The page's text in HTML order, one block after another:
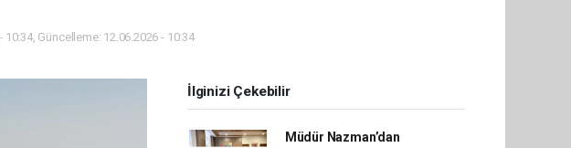
10:34, Güncelleme: 12.06.2026 - 10:34
İlginizi Çekebilir
Müdür Nazman’dan